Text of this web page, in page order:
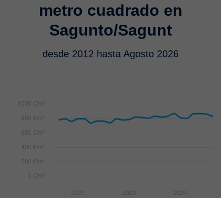
metro cuadrado en
Sagunto/Sagunt
desde 2012 hasta Agosto 2026